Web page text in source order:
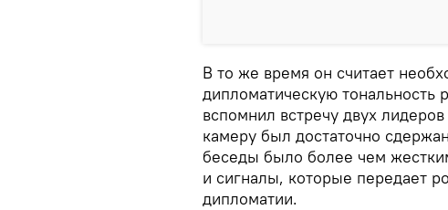
В то же время он считает
дипломатическую тональность
вспомнил встречу двух
камеру был достаточно
беседы было более чем
и сигналы, которые передает
дипломатии.